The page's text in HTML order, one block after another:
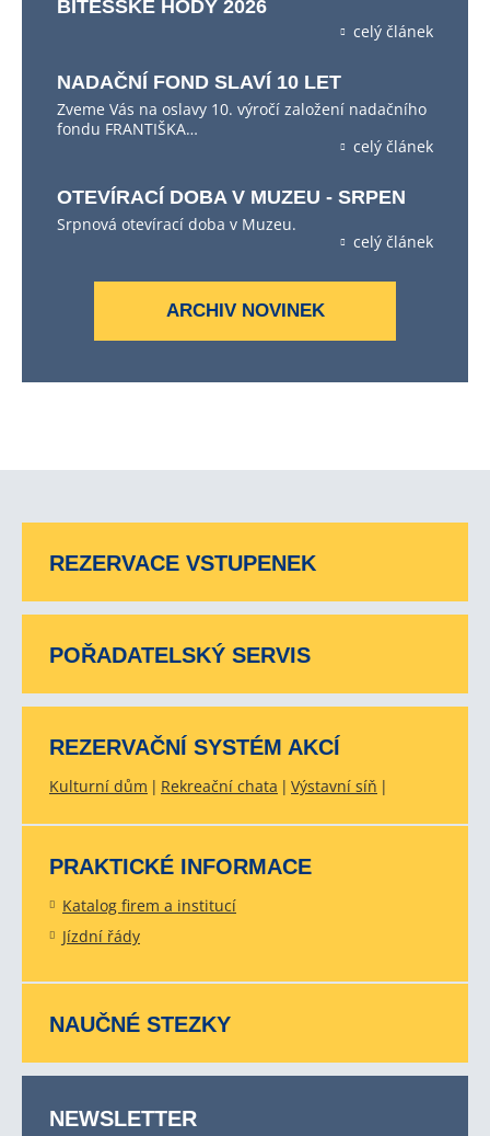
BÍTEŠSKÉ HODY 2026
celý článek
NADAČNÍ FOND SLAVÍ 10 LET
Zveme Vás na oslavy 10. výročí založení nadačního
fondu FRANTIŠKA…
celý článek
OTEVÍRACÍ DOBA V MUZEU - SRPEN
Srpnová otevírací doba v Muzeu.
celý článek
ARCHIV NOVINEK
REZERVACE VSTUPENEK
POŘADATELSKÝ SERVIS
REZERVAČNÍ SYSTÉM AKCÍ
Kulturní dům Rekreační chata Výstavní síň
PRAKTICKÉ INFORMACE
Katalog firem a institucí
Jízdní řády
NAUČNÉ STEZKY
NEWSLETTER